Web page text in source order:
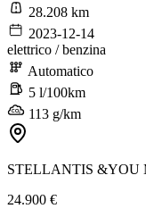
28.208 km
2023-12-14
elettrico / benzina
Automatico
5 l/100km
113 g/km
STELLANTIS &YOU
24.900 €